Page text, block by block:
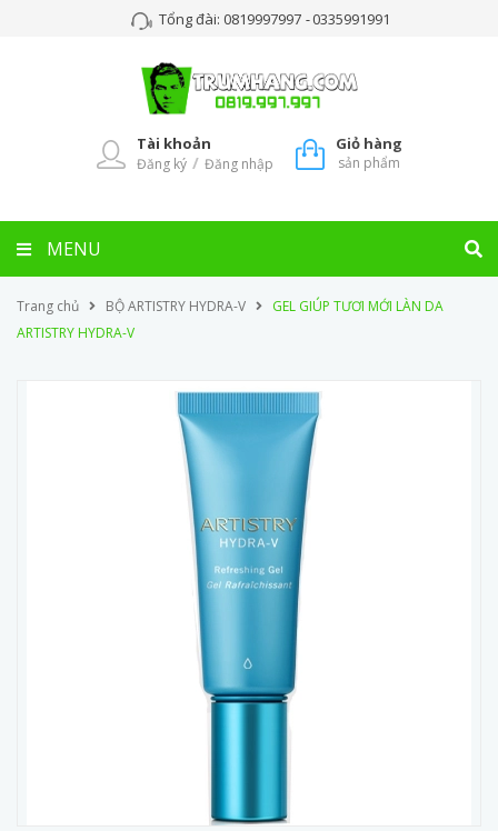
Tổng đài: 0819997997 -0335991991
Tài khoản
Đăng ký / Đăng nhập
Giỏ hàng
sản phẩm
MENU
Trang chủ BỘ ARTISTRY HYDRA-V
GEL GIÚP TƯƠI MỚI LÀN DA
ARTISTRY HYDRA-V